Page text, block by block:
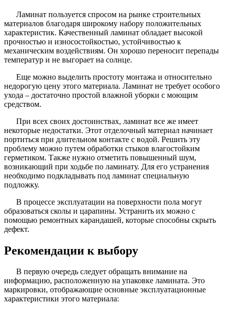
Ламинат пользуется спросом на рынке строительных
материалов благодаря широкому набору положительных
характеристик. Качественный ламинат обладает высокой
прочностью и износостойкостью, устойчивостью к
механическим воздействиям. Он хорошо переносит перепады
температур и не выгорает на солнце.
Еще можно выделить простоту монтажа и относительно
недорогую цену этого материала. Ламинат не требует особого
ухода – достаточно простой влажной уборки с моющим
средством.
При всех своих достоинствах, ламинат все же имеет
некоторые недостатки. Этот отделочный материал начинает
портиться при длительном контакте с водой. Решить эту
проблему можно путем обработки стыков влагостойким
герметиком. Также нужно отметить повышенный шум,
возникающий при ходьбе по ламинату. Для его устранения
необходимо подкладывать под ламинат специальную
подложку.
В процессе эксплуатации на поверхности пола могут
образоваться сколы и царапины. Устранить их можно с
помощью ремонтных карандашей, которые способны скрыть
дефект.
Рекомендации к выбору
В первую очередь следует обращать внимание на
информацию, расположенную на упаковке ламината. Это
маркировки, отображающие основные эксплуатационные
характеристики этого материала: